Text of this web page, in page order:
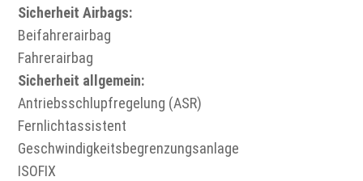
Sicherheit Airbags:
Beifahrerairbag
Fahrerairbag
Sicherheit allgemein:
Antriebsschlupfregelung (ASR)
Fernlichtassistent
Geschwindigkeitsbegrenzungsanlage
ISOFIX